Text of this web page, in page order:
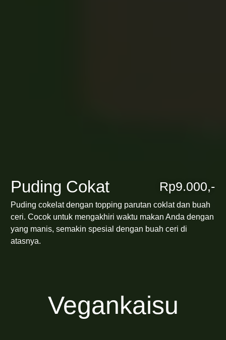
Puding Cokat Rp9.000,-
Puding cokelat dengan topping parutan coklat dan buah
ceri. Cocok untuk mengakhiri waktu makan Anda dengan
yang manis, semakin spesial dengan buah ceri di
atasnya.
Vegankaisu